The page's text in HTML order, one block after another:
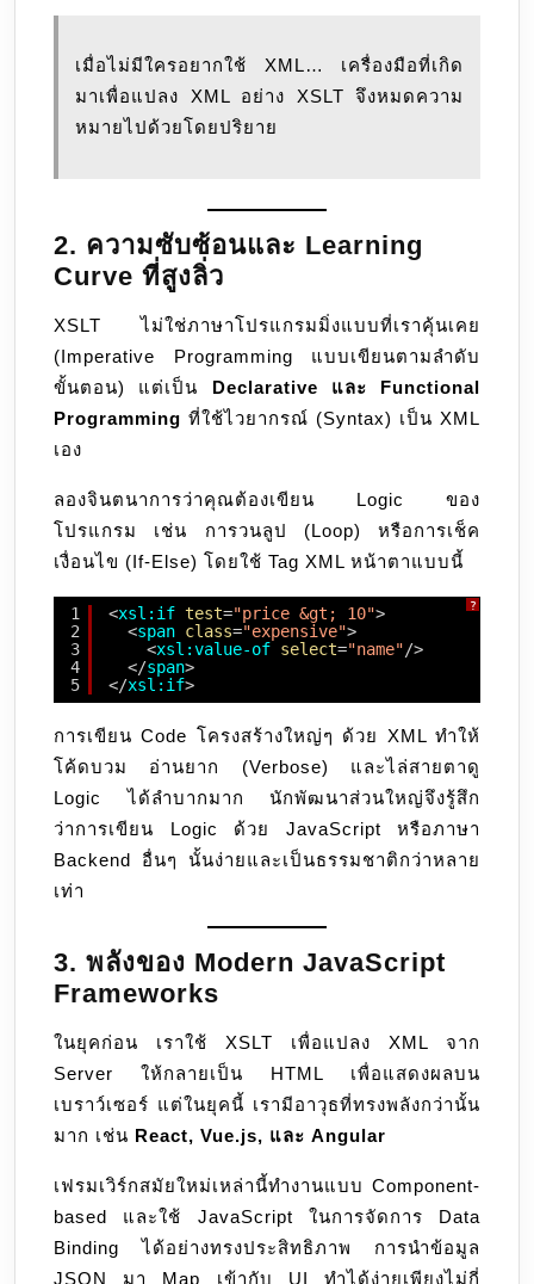
เมื่อไม่มีใครอยากใช้ XML… เครื่องมือที่เกิด
มาเพื่อแปลง XML อย่าง XSLT จึงหมดความ
หมายไปด้วยโดยปริยาย
2. ความซับซ้อนและ Learning
Curve ที่สูงลิ่ว
XSLT ไม่ใช่ภาษาโปรแกรมมิ่งแบบที่เราคุ้นเคย
(Imperative Programming แบบเขียนตามลำดับ
ขั้นตอน) แต่เป็น Declarative และ Functional
Programming ที่ใช้ไวยากรณ์ (Syntax) เป็น XML
เอง
ลองจินตนาการว่าคุณต้องเขียน Logic ของ
โปรแกรม เช่น การวนลูป (Loop) หรือการเช็ค
เงื่อนไข (If-Else) โดยใช้ Tag XML หน้าตาแบบนี้
?
1
2
3
4
5
<xsl:if test="price &gt; 10">
<span class="expensive">
<xsl:value-of select="name"/>
</span>
</xsl:if>
การเขียน Code โครงสร้างใหญ่ๆ ด้วย XML ทำให้
โค้ดบวม อ่านยาก (Verbose) และไล่สายตาดู
Logic ได้ลำบากมาก นักพัฒนาส่วนใหญ่จึงรู้สึก
ว่าการเขียน Logic ด้วย JavaScript หรือภาษา
Backend อื่นๆ นั้นง่ายและเป็นธรรมชาติกว่าหลาย
เท่า
3. พลังของ Modern JavaScript
Frameworks
ในยุคก่อน เราใช้ XSLT เพื่อแปลง XML จาก
Server ให้กลายเป็น HTML เพื่อแสดงผลบน
เบราว์เซอร์ แต่ในยุคนี้ เรามีอาวุธที่ทรงพลังกว่านั้น
มาก เช่น React, Vue.js, และ Angular
เฟรมเวิร์กสมัยใหม่เหล่านี้ทำงานแบบ Component-
based และใช้ JavaScript ในการจัดการ Data
Binding ได้อย่างทรงประสิทธิภาพ การนำข้อมูล
JSON มา Map เข้ากับ UI ทำได้ง่ายเพียงไม่กี่